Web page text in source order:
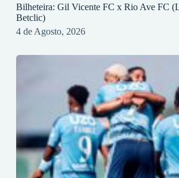
Bilheteira: Gil Vicente FC x Rio Ave FC
Betclic)
4 de Agosto, 2026